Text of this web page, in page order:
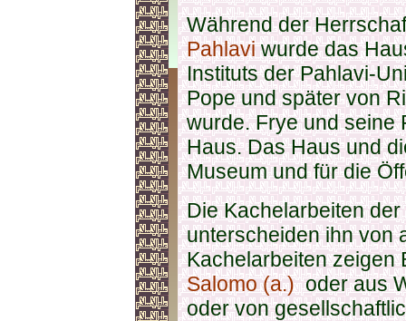
Während der
Pahlaviwurde das
Instituts der Pahlavi-
Pope und später von
wurde. Frye und seine
Haus. Das Haus und
Museum und für die
Die Kachelarbeiten
unterscheiden ihn von
Kachelarbeiten zeigen
Salomo (a.)oder aus
oder von